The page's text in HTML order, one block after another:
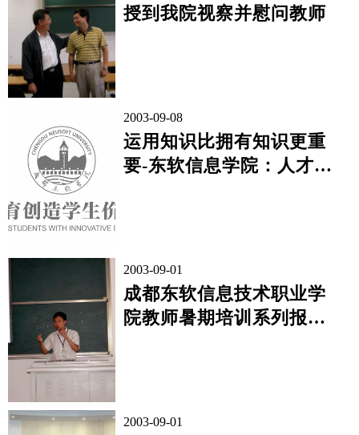
授到我院视察并慰问教师
2003-09-08
运用知识比拥有知识更重
要-东软信息学院：人才培
2003-09-01
成都东软信息技术职业学
院教师暑期培训系列报道
2003-09-01